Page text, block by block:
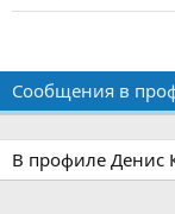
Сообщения в
В профиле Денис